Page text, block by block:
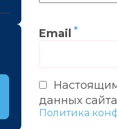
Email
данных
Политика